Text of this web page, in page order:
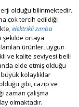
olduğu bilinmektedir.
çok tercih edildiği
elektrikli zımba
şekilde ortaya
ürünler, uygun
ve kalite seviyesi belli
elde etmiş olduğu
kolaylıklar
gibi, cazip ve
zaman çalışma
olmaktadır.